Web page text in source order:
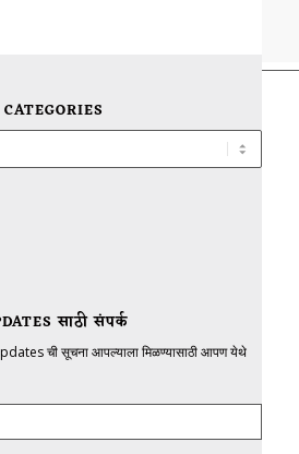
CATEGORIES
साठी संपर्क
ची सूचना आपल्याला मिळण्यासाठी आपण येथे